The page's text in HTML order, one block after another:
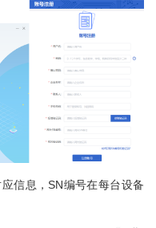
信息，SN编号在每台设备